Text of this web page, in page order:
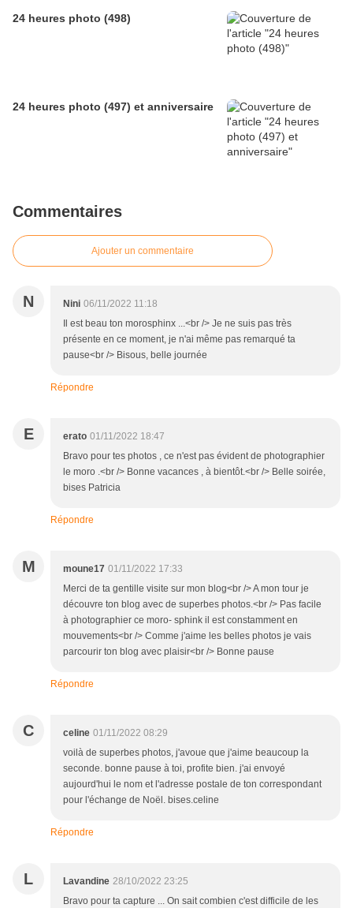
24 heures photo (498)
24 heures photo (497) et anniversaire
Commentaires
Ajouter un commentaire
N Nini 06/11/2022 11:18
Il est beau ton morosphinx ...<br /> Je ne suis pas très
présente en ce moment, je n'ai même pas remarqué ta
pause<br /> Bisous, belle journée
Répondre
E erato 01/11/2022 18:47
Bravo pour tes photos , ce n'est pas évident de photographier
le moro .<br /> Bonne vacances , à bientôt.<br /> Belle soirée,
bises Patricia
Répondre
M moune17 01/11/2022 17:33
Merci de ta gentille visite sur mon blog<br /> A mon tour je
découvre ton blog avec de superbes photos.<br /> Pas facile
à photographier ce moro- sphink il est constamment en
mouvements<br /> Comme j'aime les belles photos je vais
parcourir ton blog avec plaisir<br /> Bonne pause
Répondre
C celine 01/11/2022 08:29
voilà de superbes photos, j'avoue que j'aime beaucoup la
seconde. bonne pause à toi, profite bien. j'ai envoyé
aujourd'hui le nom et l'adresse postale de ton correspondant
pour l'échange de Noël. bises.celine
Répondre
L Lavandine 28/10/2022 23:25
Bravo pour ta capture ... On sait combien c'est difficile de les